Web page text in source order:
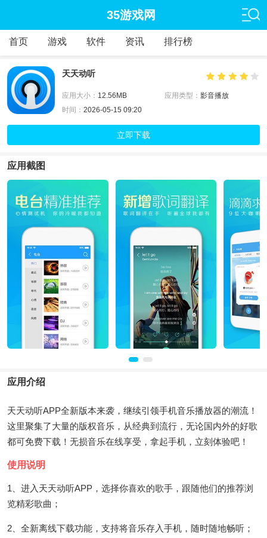
35游戏网
首页 游戏 软件 资讯 排行榜
天天动听
应用大小： 12.56MB 应用类型： 影音播放
时间： 2026-05-15 09:20
立即下载
应用截图
应用介绍
天天动听APP全新版本来袭，继续引领手机音乐播放器的潮流！
这里聚集了大量的版权音乐，从经典到流行，无论国内外的好歌
都可免费下载！无损音乐在线享受，拿起手机，立刻体验吧！
使用说明
1、进入天天动听APP，选择你喜欢的歌手，跟随他们的推荐浏
览精彩歌曲；
2、全新离线下载功能，支持将音乐存入手机，随时随地畅听；